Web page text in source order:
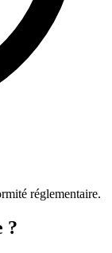
réglementaire.
?